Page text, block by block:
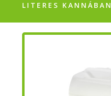
LITERES KANNÁBAN